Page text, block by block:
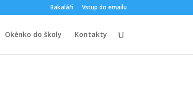
Bakaláři Vstup do emailu
Okénko do školy Kontakty